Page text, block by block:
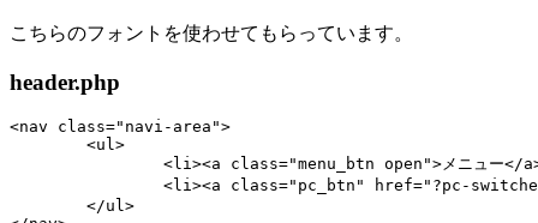
こちらのフォントを使わせてもらっています。
header.php
<nav class="navi-area">